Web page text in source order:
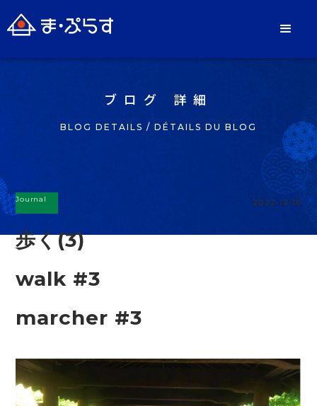
ブログ 詳細
BLOG DETAILS / DÉTAILS DU BLOG
Journal 2022-12-19
歩く(3)
walk #3
marcher #3